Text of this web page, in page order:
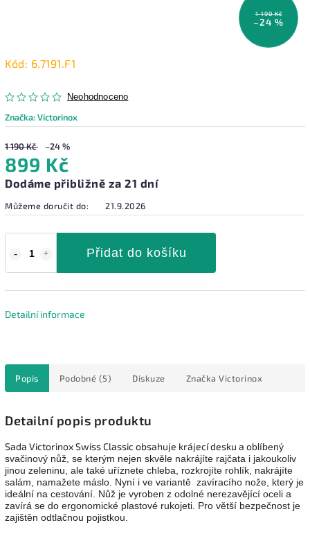
1 190 Kč
–24 %
Kód: 6.7191.F1
Neohodnoceno
Značka:Victorinox
1 190 Kč –24 %
899 Kč
Dodáme přibližně za 21 dní
Můžeme doručit do: 21.9.2026
Přidat do košíku
Detailní informace
Popis Podobné (5) Diskuze Značka Victorinox
Detailní popis produktu
Sada Victorinox Swiss Classic obsahuje krájecí desku a oblíbený
svačinový nůž, se kterým nejen skvěle nakrájíte rajčata i jakoukoliv
jinou zeleninu, ale také uříznete chleba, rozkrojíte rohlík, nakrájíte
salám, namažete máslo. Nyní i ve variantě zavíracího nože, který je
ideální na cestování. Nůž je vyroben z odolné nerezavějící oceli a
zavírá se do ergonomické plastové rukojeti. Pro větší bezpečnost je
zajištěn odtlačnou pojistkou.